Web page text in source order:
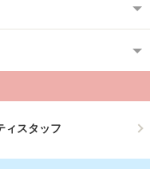
ィスタッフ